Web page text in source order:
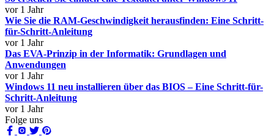
vor 1 Jahr
Wie Sie die RAM-Geschwindigkeit herausfinden: Eine Schritt-
für-Schritt-Anleitung
vor 1 Jahr
Das EVA-Prinzip in der Informatik: Grundlagen und
Anwendungen
vor 1 Jahr
Windows 11 neu installieren über das BIOS – Eine Schritt-für-
Schritt-Anleitung
vor 1 Jahr
Folge uns